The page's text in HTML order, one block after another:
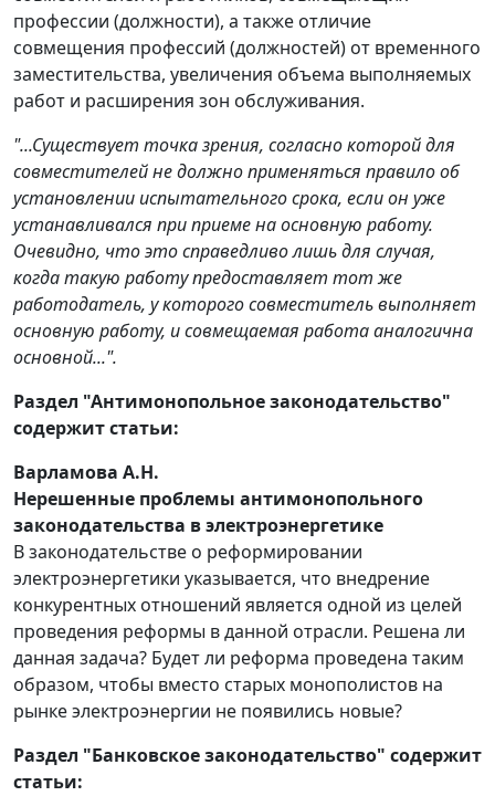
профессии (должности), а также отличие
совмещения профессий (должностей) от временного
заместительства, увеличения объема выполняемых
работ и расширения зон обслуживания.
"...Существует точка зрения, согласно которой для
совместителей не должно применяться правило об
установлении испытательного срока, если он уже
устанавливался при приеме на основную работу.
Очевидно, что это справедливо лишь для случая,
когда такую работу предоставляет тот же
работодатель, у которого совместитель выполняет
основную работу, и совмещаемая работа аналогична
основной...".
Раздел "Антимонопольное законодательство"
содержит статьи:
Варламова А.Н.
Нерешенные проблемы антимонопольного
законодательства в электроэнергетике
В законодательстве о реформировании
электроэнергетики указывается, что внедрение
конкурентных отношений является одной из целей
проведения реформы в данной отрасли. Решена ли
данная задача? Будет ли реформа проведена таким
образом, чтобы вместо старых монополистов на
рынке электроэнергии не появились новые?
Раздел "Банковское законодательство" содержит
статьи: